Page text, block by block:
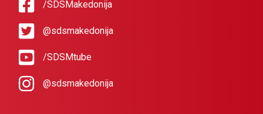
/SDSMakedonija
@sdsmakedonija
/SDSMtube
@sdsmakedonija